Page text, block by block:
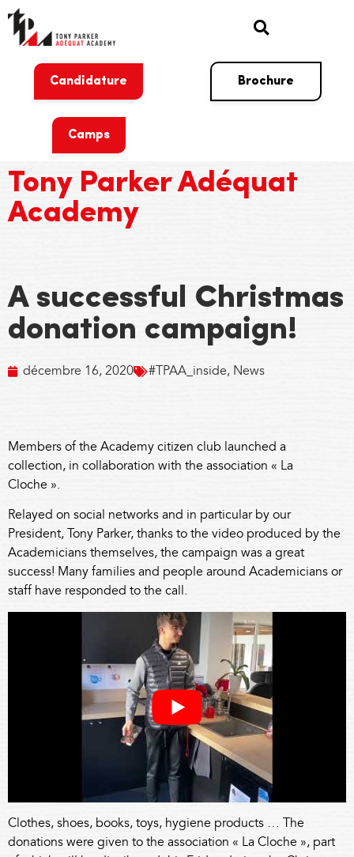
Candidature Brochure
Camps
Tony Parker Adéquat
Academy
A successful Christmas
donation campaign!
décembre 16, 2020 #TPAA_inside, News
Members of the Academy citizen club launched a
collection, in collaboration with the association « La
Cloche ».
Relayed on social networks and in particular by our
President, Tony Parker, thanks to the video produced by the
Academicians themselves, the campaign was a great
success! Many families and people around Academicians or
staff have responded to the call.
Clothes, shoes, books, toys, hygiene products … The
donations were given to the association « La Cloche », part